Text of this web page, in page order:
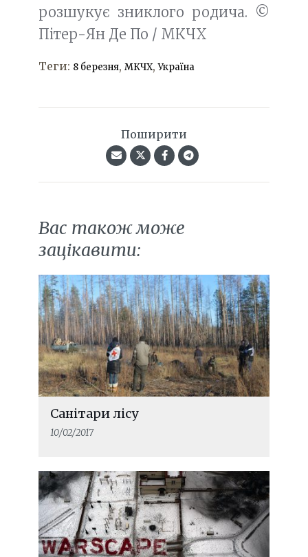
розшукує зниклого родича. ©
Пітер-Ян Де По / МКЧХ
Теги: 8 березня, МКЧХ,Україна
Поширити
Вас також може
зацікавити:
Санітари лісу
10/02/2017